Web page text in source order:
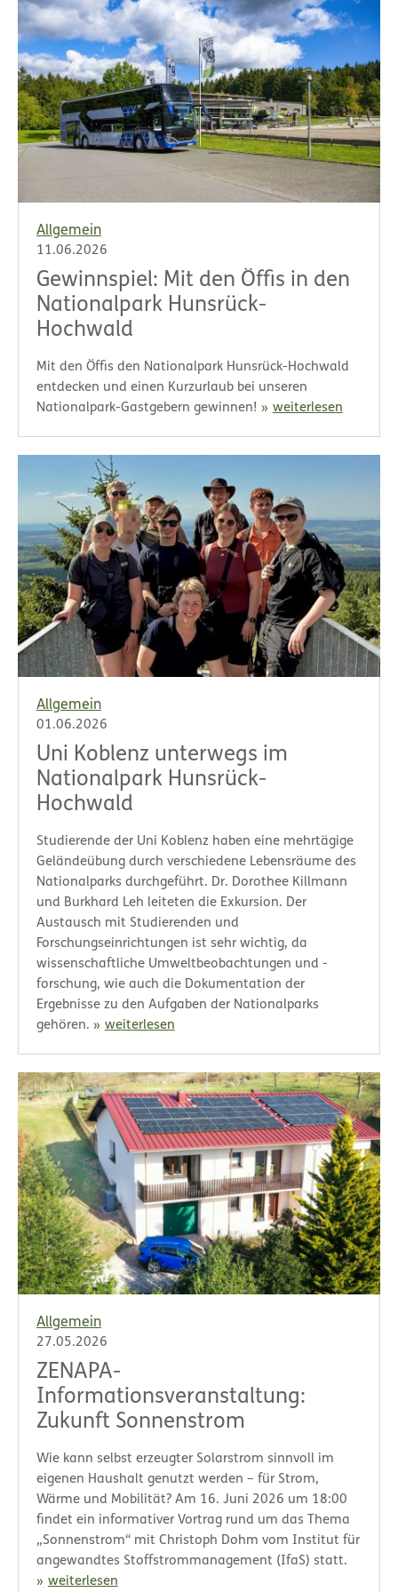
Allgemein
11.06.2026
Gewinnspiel: Mit den Öffis in den
Nationalpark Hunsrück-
Hochwald
Mit den Öffis den Nationalpark Hunsrück-Hochwald
entdecken und einen Kurzurlaub bei unseren
Nationalpark-Gastgebern gewinnen!
weiterlesen
Allgemein
01.06.2026
Uni Koblenz unterwegs im
Nationalpark Hunsrück-
Hochwald
Studierende der Uni Koblenz haben eine mehrtägige
Geländeübung durch verschiedene Lebensräume des
Nationalparks durchgeführt. Dr. Dorothee Killmann
und Burkhard Leh leiteten die Exkursion. Der
Austausch mit Studierenden und
Forschungseinrichtungen ist sehr wichtig, da
wissenschaftliche Umweltbeobachtungen und -
forschung, wie auch die Dokumentation der
Ergebnisse zu den Aufgaben der Nationalparks
gehören.
weiterlesen
Allgemein
27.05.2026
ZENAPA-
Informationsveranstaltung:
Zukunft Sonnenstrom
Wie kann selbst erzeugter Solarstrom sinnvoll im
eigenen Haushalt genutzt werden – für Strom,
Wärme und Mobilität? Am 16. Juni 2026 um 18:00
findet ein informativer Vortrag rund um das Thema
„Sonnenstrom“ mit Christoph Dohm vom Institut für
angewandtes Stoffstrommanagement (IfaS) statt.
weiterlesen